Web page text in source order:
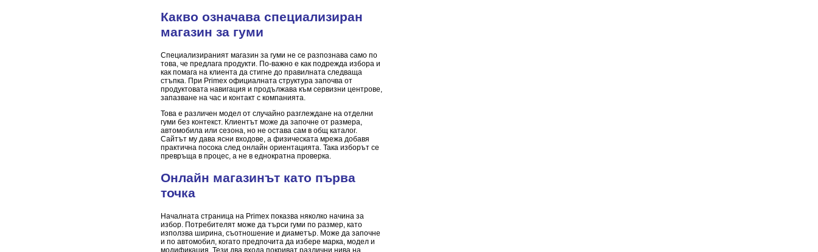
Какво означава специализиран
магазин за гуми
Специализираният магазин за гуми не се разпознава само по
това, че предлага продукти. По-важно е как подрежда избора и
как помага на клиента да стигне до правилната следваща
стъпка. При Primex официалната структура започва от
продуктовата навигация и продължава към сервизни центрове,
запазване на час и контакт с компанията.
Това е различен модел от случайно разглеждане на отделни
гуми без контекст. Клиентът може да започне от размера,
автомобила или сезона, но не остава сам в общ каталог.
Сайтът му дава ясни входове, а физическата мрежа добавя
практична посока след онлайн ориентацията. Така изборът се
превръща в процес, а не в еднократна проверка.
Онлайн магазинът като първа
точка
Началната страница на Primex показва няколко начина за
избор. Потребителят може да търси гуми по размер, като
използва ширина, съотношение и диаметър. Може да започне
и по автомобил, когато предпочита да избере марка, модел и
модификация. Тези два входа покриват различни нива на